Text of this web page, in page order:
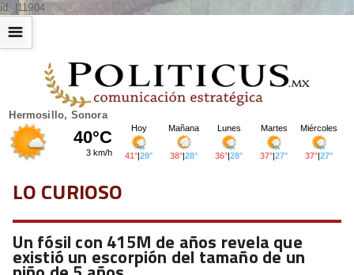
id: |11904
Hermosillo, Sonora
☰
LO CURIOSO
Un fósil con 415M de años revela que
existió un escorpión del tamaño de un